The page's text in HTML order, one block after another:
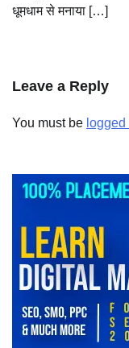
धूमधाम से मनाया […]
Leave a Reply
You must be logged